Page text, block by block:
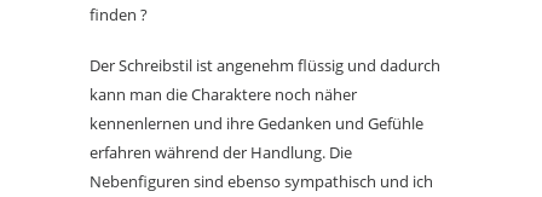
finden ?
Der Schreibstil ist angenehm flüssig und dadurch
kann man die Charaktere noch näher
kennenlernen und ihre Gedanken und Gefühle
erfahren während der Handlung. Die
Nebenfiguren sind ebenso sympathisch und ich